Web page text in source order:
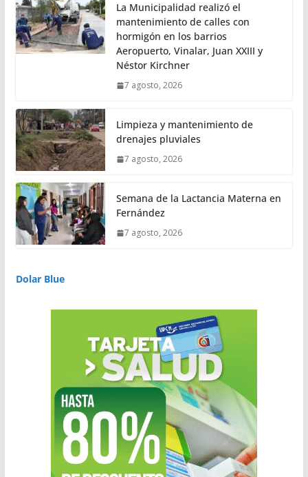
La Municipalidad realizó el
mantenimiento de calles con
hormigón en los barrios
Aeropuerto, Vinalar, Juan XXIII y
Néstor Kirchner
7 agosto, 2026
Limpieza y mantenimiento de
drenajes pluviales
7 agosto, 2026
Semana de la Lactancia Materna en
Fernández
7 agosto, 2026
Dolar Blue